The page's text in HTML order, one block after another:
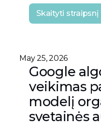
Skaityti straipsnį
May 25, 2026
Google
veikimas
modelį
svetainės